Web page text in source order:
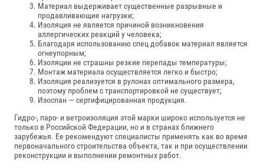
Материал выдерживает существенные разрывные и
продавливающие нагрузки;
Изоляция не является причиной возникновения
аллергических реакций у человека;
Благодаря использованию спец добавок материал является
огнеупорным;
Изоляции не страшны резкие перепады температуры;
Монтаж материала осуществляется легко и быстро;
Изоляция реализуется в рулонах оптимального размера,
поэтому проблем с транспортировкой не существует;
Изоспан — сертифицированная продукция.
Гидро-, паро- и ветроизоляция этой марки широко используется не
только в Российской Федерации, но и в странах ближнего
зарубежья. Ее рекомендуют специалисты применять как во время
первоначального строительства объекта, так и при осуществлении
реконструкции и выполнении ремонтных работ.